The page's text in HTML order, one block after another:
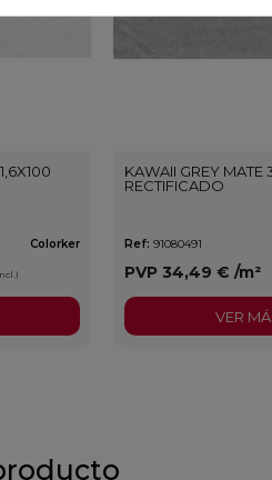
Colorker
KAWAII GREY MATE
RECTIFICADO
Ref: 91080491
PVP 34,49 € /m²
VER